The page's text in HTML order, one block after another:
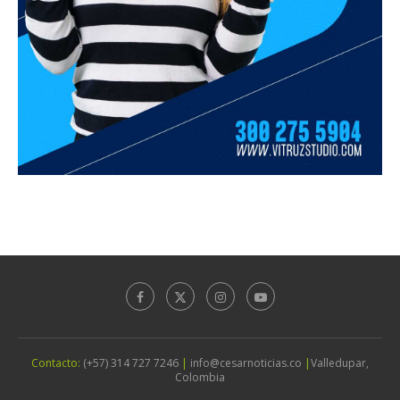
Contacto: (+57) 314 727 7246 | info@cesarnoticias.co |Valledupar,
Colombia